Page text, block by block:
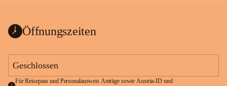
Öffnungszeiten
Geschlossen
Für Reisepass und Personalausweis Anträge sowie Austria-ID und